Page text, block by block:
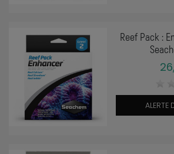
Reef Pack :
ALERTE